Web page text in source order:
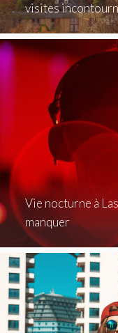
visites
Vie nocturne à
manquer